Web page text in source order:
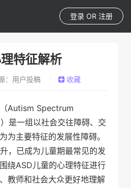
登录 OR 注册
特征解析
：用户投稿 收藏
Autism Spectrum
是一组以社会交往障碍、交
为主要特征的发展性障碍。
，已成为儿童期最常见的发
绕ASD儿童的心理特征进行
教师和社会大众更好地理解